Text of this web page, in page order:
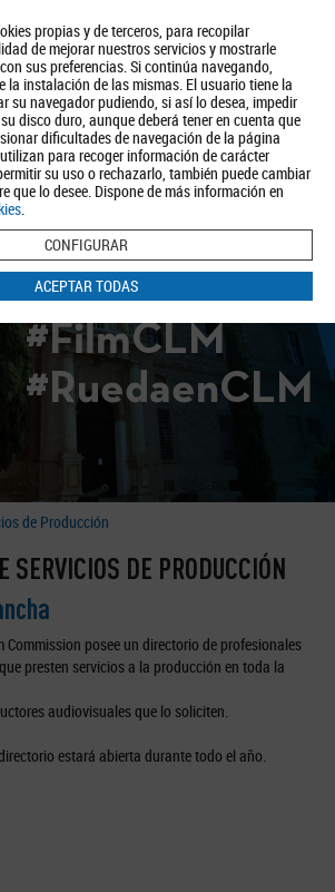
propias y de terceros, para recopilar
de mejorar nuestros servicios y mostrarle
sus preferencias. Si continúa navegando,
la instalación de las mismas. El usuario tiene la
su navegador pudiendo, si así lo desea, impedir
disco duro, aunque deberá tener en cuenta que
dificultades de navegación de la página
para recoger información de carácter
su uso o rechazarlo, también puede cambiar
que lo desee. Dispone de más información en
.
CONFIGURAR
ACEPTAR TODAS
Turismo Política de Privacidad Aviso Legal
Política de Cookies
BUSCAR
#FilmCLM
#RuedaenCLM
de Producción
SERVICIOS DE PRODUCCIÓN
posee un directorio de profesionales
presten servicios a la producción en toda la
audiovisuales que lo soliciten.
estará abierta durante todo el año.